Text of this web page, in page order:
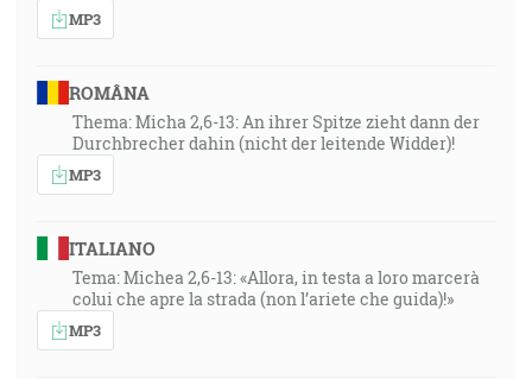
MP3
ROMÂNA
Thema: Micha 2,6-13: An ihrer Spitze zieht dann der
Durchbrecher dahin (nicht der leitende Widder)!
MP3
ITALIANO
Tema: Michea 2,6-13: «Allora, in testa a loro marcerà
colui che apre la strada (non l’ariete che guida)!»
MP3